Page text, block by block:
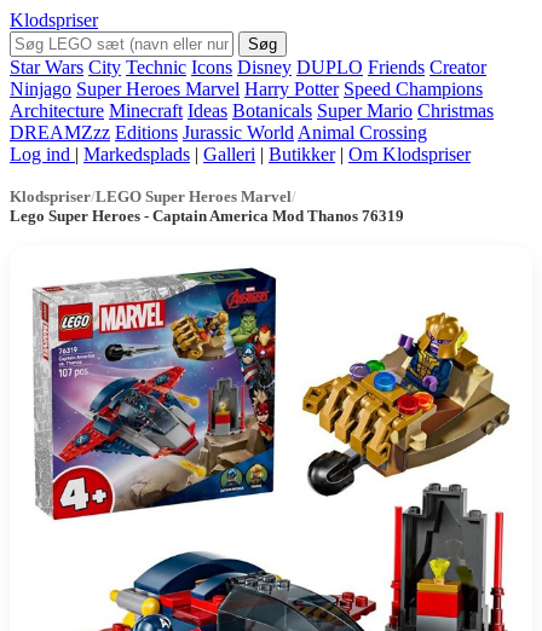
Klodspriser
Søg
Star Wars City Technic Icons Disney DUPLO Friends Creator
Ninjago Super Heroes Marvel Harry Potter Speed Champions
Architecture Minecraft Ideas Botanicals Super Mario Christmas
DREAMZzz Editions Jurassic World Animal Crossing
Log ind | Markedsplads | Galleri | Butikker | Om Klodspriser
Klodspriser/LEGO Super Heroes Marvel/
Lego Super Heroes - Captain America Mod Thanos 76319